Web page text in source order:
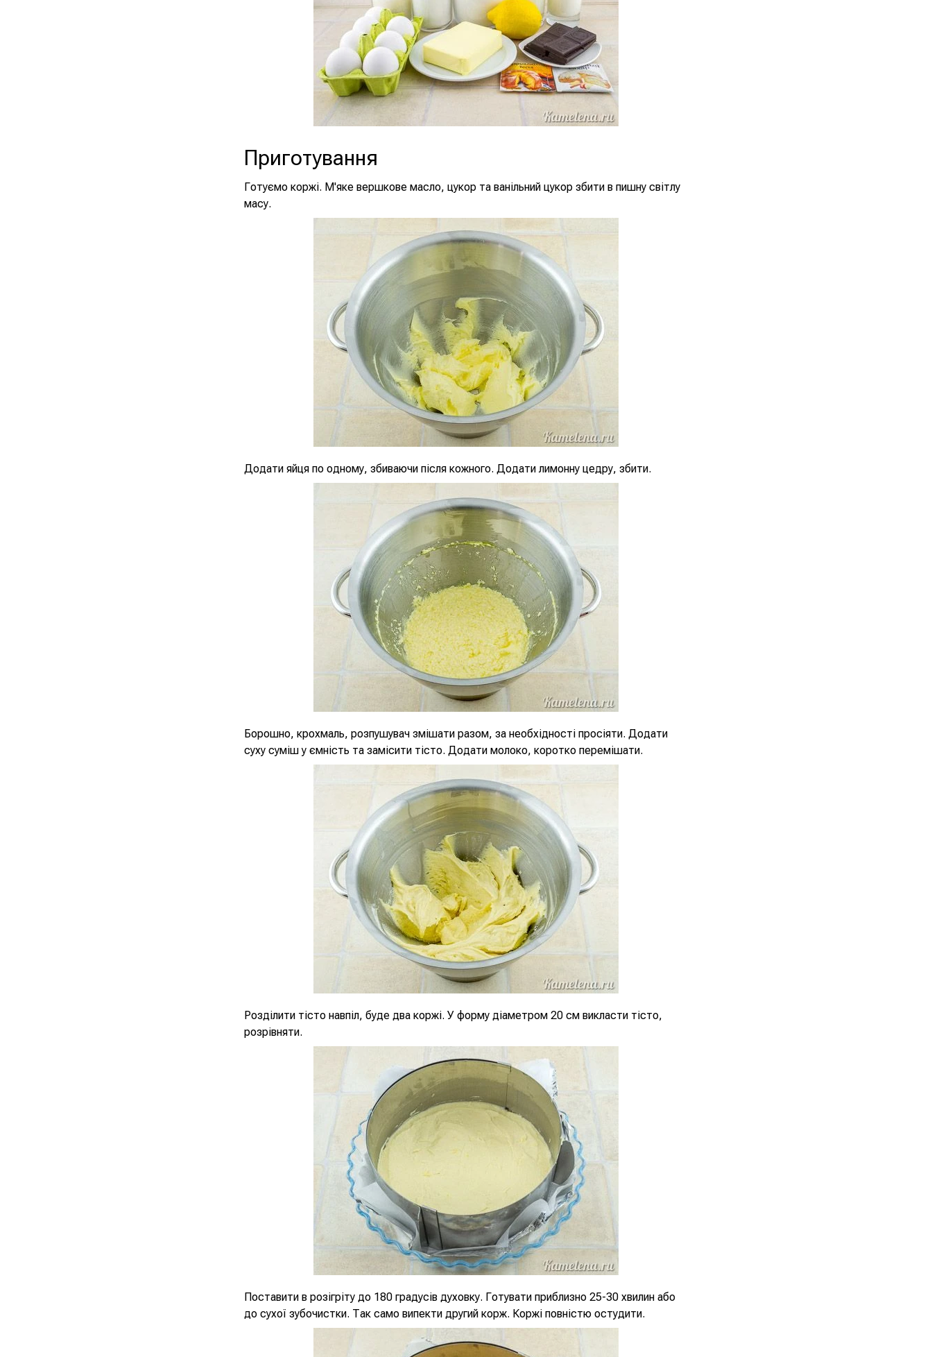
Приготування
Готуємо коржі. М'яке вершкове масло, цукор та ванільний цукор збити в пишну світлу
масу.
Додати яйця по одному, збиваючи після кожного. Додати лимонну цедру, збити.
Борошно, крохмаль, розпушувач змішати разом, за необхідності просіяти. Додати
суху суміш у ємність та замісити тісто. Додати молоко, коротко перемішати.
Розділити тісто навпіл, буде два коржі. У форму діаметром 20 см викласти тісто,
розрівняти.
Поставити в розігріту до 180 градусів духовку. Готувати приблизно 25-30 хвилин або
до сухої зубочистки. Так само випекти другий корж. Коржі повністю остудити.